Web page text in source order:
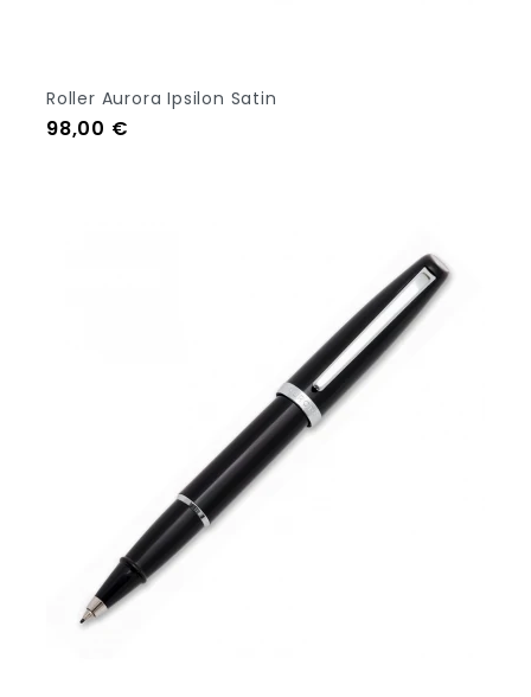
Roller Aurora Ipsilon Satin
Prezzo
98,00 €